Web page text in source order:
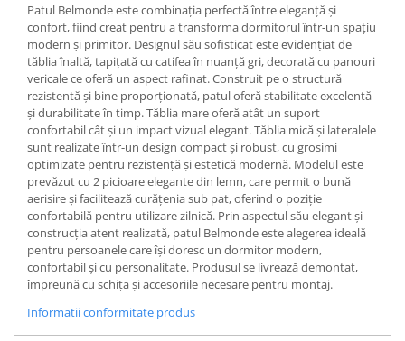
Patul Belmonde este combinația perfectă între eleganță și
confort, fiind creat pentru a transforma dormitorul într-un spațiu
modern și primitor. Designul său sofisticat este evidențiat de
tăblia înaltă, tapițată cu catifea în nuanță gri, decorată cu panouri
vericale ce oferă un aspect rafinat. Construit pe o structură
rezistentă și bine proporționată, patul oferă stabilitate excelentă
și durabilitate în timp. Tăblia mare oferă atât un suport
confortabil cât și un impact vizual elegant. Tăblia mică și lateralele
sunt realizate într-un design compact și robust, cu grosimi
optimizate pentru rezistență și estetică modernă. Modelul este
prevăzut cu 2 picioare elegante din lemn, care permit o bună
aerisire și facilitează curățenia sub pat, oferind o poziție
confortabilă pentru utilizare zilnică. Prin aspectul său elegant și
construcția atent realizată, patul Belmonde este alegerea ideală
pentru persoanele care își doresc un dormitor modern,
confortabil și cu personalitate. Produsul se livrează demontat,
împreună cu schița și accesoriile necesare pentru montaj.
Informatii conformitate produs